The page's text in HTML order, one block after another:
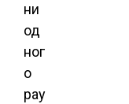
ни
од
ног
о
рау